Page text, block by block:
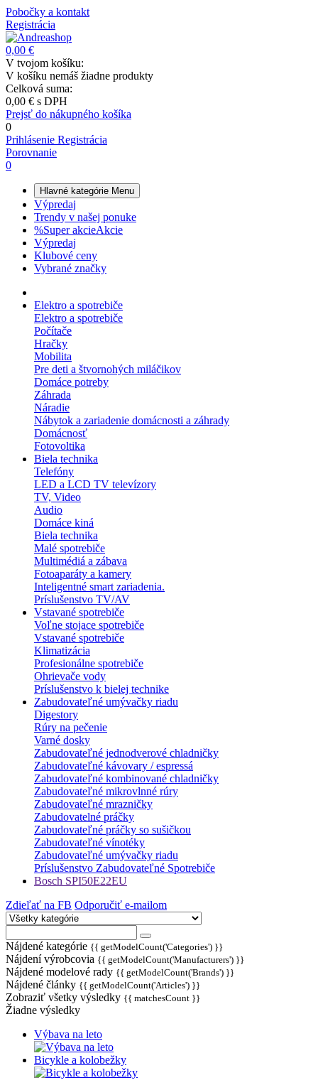
Pobočky a kontakt
Registrácia
0,00 €
V tvojom košíku:
V košíku nemáš žiadne produkty
Celková suma:
0,00 € s DPH
Prejsť do nákupného košíka
0
Prihlásenie Registrácia
Porovnanie
0
Hlavné kategórie Menu
Výpredaj
Trendy v našej ponuke
%Super akcieAkcie
Výpredaj
Klubové ceny
Vybrané značky
Elektro a spotrebiče
Elektro a spotrebiče
Počítače
Hračky
Mobilita
Pre deti a štvornohých miláčikov
Domáce potreby
Záhrada
Náradie
Nábytok a zariadenie domácnosti a záhrady
Domácnosť
Fotovoltika
Biela technika
Telefóny
LED a LCD TV televízory
TV, Video
Audio
Domáce kiná
Biela technika
Malé spotrebiče
Multimédiá a zábava
Fotoaparáty a kamery
Inteligentné smart zariadenia.
Príslušenstvo TV/AV
Vstavané spotrebiče
Voľne stojace spotrebiče
Vstavané spotrebiče
Klimatizácia
Profesionálne spotrebiče
Ohrievače vody
Príslušenstvo k bielej technike
Zabudovateľné umývačky riadu
Digestory
Rúry na pečenie
Varné dosky
Zabudovateľné jednodverové chladničky
Zabudovateľné kávovary / espressá
Zabudovateľné kombinované chladničky
Zabudovateľné mikrovlnné rúry
Zabudovateľné mrazničky
Zabudovatelné práčky
Zabudovateľné práčky so sušičkou
Zabudovateľné vínotéky
Zabudovateľné umývačky riadu
Príslušenstvo Zabudovateľné Spotrebiče
Bosch SPI50E22EU
Zdieľať na FB Odporučiť e-mailom
Nájdené kategórie {{ getModelCount('Categories') }}
Nájdení výrobcovia {{ getModelCount('Manufacturers') }}
Nájdené modelové rady {{ getModelCount('Brands') }}
Nájdené články {{ getModelCount('Articles') }}
Zobraziť všetky výsledky {{ matchesCount }}
Žiadne výsledky
Výbava na leto
Bicykle a kolobežky